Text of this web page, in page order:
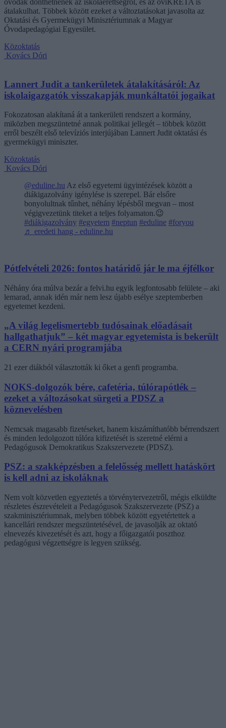
átalakulhat. Többek között ezeket a változtatásokat javasolta az
Oktatási és Gyermekügyi Minisztériumnak a Magyar
Óvodapedagógiai Egyesület.
Közoktatás
Kovács Dóri
Lannert Judit a tankerületek átalakításáról: Az
iskolaigazgatók visszakapják munkáltatói jogaikat
Fokozatosan alakítaná át a tankerületi rendszert a kormány,
miközben megszüntetné annak politikai jellegét – többek között
erről beszélt első televíziós interjújában Lannert Judit oktatási és
gyermekügyi miniszter.
Közoktatás
Kovács Dóri
@eduline.hu Az első egyetemi ügyintézések között a
diákigazolvány igénylése is szerepel. Bár elsőre
bonyolultnak tűnhet, néhány lépésből megvan – most
végigvezetünk titeket a teljes folyamaton.😉
#diákigazolvány #egyetem #neptun #eduline #foryou
♬ eredeti hang - eduline.hu
Pótfelvételi 2026: fontos határidő jár le ma éjfélkor
Néhány óra múlva bezár a felvi.hu egyik legfontosabb felülete – aki
lemarad, annak idén már nem lesz újabb esélye szeptemberben
egyetemet kezdeni.
„A világ legelismertebb tudósainak előadásait
hallgathatjuk” – két magyar egyetemista is bekerült
a CERN nyári programjába
21 ezer diákból választották ki őket a genfi programba.
NOKS-dolgozók bére, cafetéria, túlórapótlék –
ezeket a változásokat sürgeti a PDSZ a
köznevelésben
Nemcsak magasabb fizetéseket, hanem kiszámíthatóbb bérrendszert
és minden ledolgozott túlóra kifizetését is szeretné elérni a
Pedagógusok Demokratikus Szakszervezete (PDSZ).
PSZ: a szakképzésben a felelősség mellett hatáskört
is kell adni az iskoláknak
Nem volt közvetlen egyeztetés a törvénytervezetről, mégis elküldte
részletes észrevételeit a Pedagógusok Szakszervezete (PSZ) a
szakminisztériumnak, melyben többek között egyetértettek a
kancellári rendszer megszüntetésével, de javasolják az oktató
elnevezés kivezetését és azt, hogy a főigazgatói poszthoz
pedagógusi végzettségre is legyen szükség.